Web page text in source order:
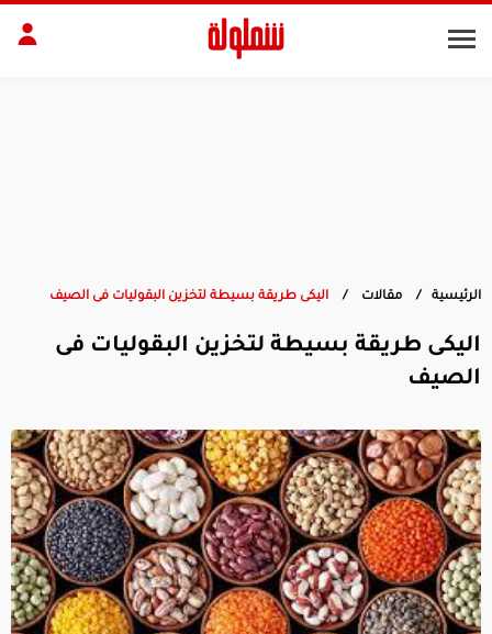
ديكور الرئيسية مقالات اليكى طريقة بسيطة لتخزين البقوليات فى الصيف
اليكى طريقة بسيطة لتخزين البقوليات فى
الصيف